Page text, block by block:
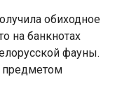
обиходное
на банкнотах
фауны.
предметом